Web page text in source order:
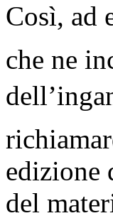
Così, ad
che ne
edizione
del